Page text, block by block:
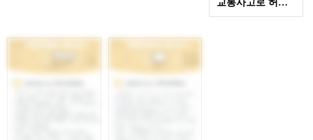
교통사고로 허리 입원치료 잘 받았어요~